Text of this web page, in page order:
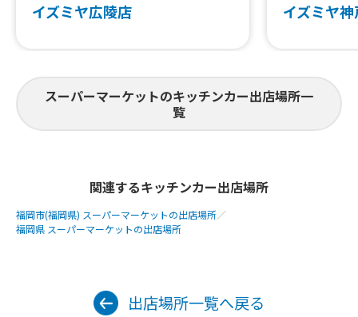
イズミヤ広陵店 イズミヤ
スーパーマーケットのキッチンカー出店場所一
覧
関連するキッチンカー出店場所
福岡市(福岡県) スーパーマーケットの出店場所／
福岡県 スーパーマーケットの出店場所
出店場所一覧へ戻る